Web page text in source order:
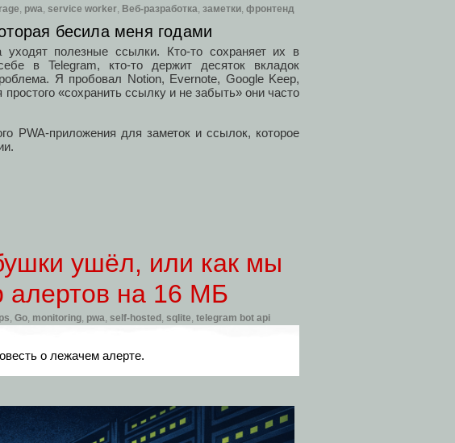
, pwa, service worker, Веб-разработка, заметки, фронтенд
бесила меня годами
полезные ссылки. Кто-то сохраняет их в
в Telegram, кто-то держит десяток вкладок
Я пробовал Notion, Evernote, Google Keep,
«сохранить ссылку и не забыть» они часто
PWA-приложения для заметок и ссылок, которое
ушёл, или как мы
алертов на 16 МБ
Go monitoring pwa self-hosted sqlite telegram bot api
о лежачем алерте.